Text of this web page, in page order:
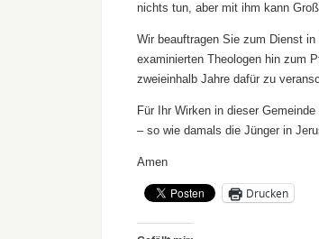
nichts tun, aber mit ihm kann
Wir beauftragen Sie zum Dienst
examinierten Theologen hin zum
zweieinhalb Jahre dafür zu
Für Ihr Wirken in dieser
– so wie damals die Jünger in
Amen
Drucken